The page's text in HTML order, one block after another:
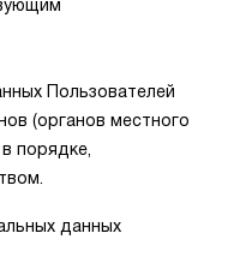
Пользователей
(органов местного
порядке,
данных